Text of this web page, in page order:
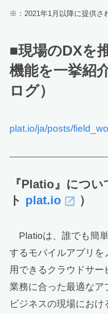
※：2021年1月以降に提供さ
■現場のDXを
機能を一挙紹
ログ）
plat.io/ja/posts/
『Platio』につ
ト plat.io ）
Platioは、誰でも簡
するモバイルアプリ
用できるクラウドサ
業務に合った最適なア
ビジネスの現場にお